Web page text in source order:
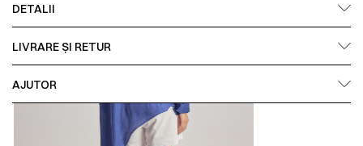
DETALII
LIVRARE ȘI RETUR
AJUTOR